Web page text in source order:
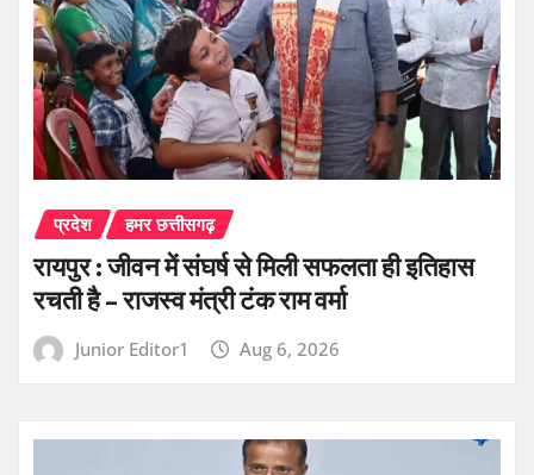
प्रदेश हमर छत्तीसगढ़
रायपुर : जीवन में संघर्ष से मिली सफलता ही इतिहास
रचती है – राजस्व मंत्री टंक राम वर्मा
Junior Editor1 Aug 6, 2026